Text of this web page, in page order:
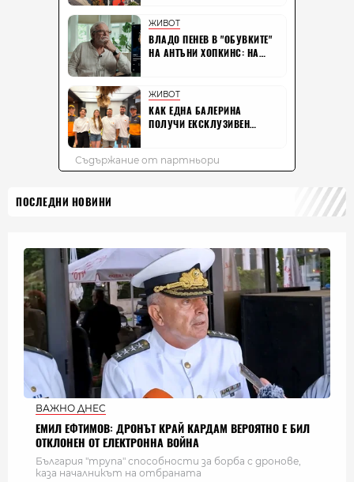
ПОСЛЕДНИ НОВИНИ
ВАЖНО ДНЕС
ЕМИЛ ЕФТИМОВ: ДРОНЪТ КРАЙ КАРДАМ ВЕРОЯТНО Е БИЛ
ОТКЛОНЕН ОТ ЕЛЕКТРОННА ВОЙНА
България "трупа" способности за борба с дронове,
каза началникът на отбраната